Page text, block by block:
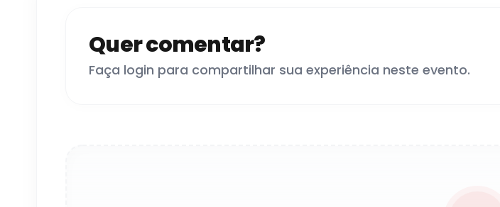
Quer comentar?
Faça login para compartilhar sua experiência neste evento.